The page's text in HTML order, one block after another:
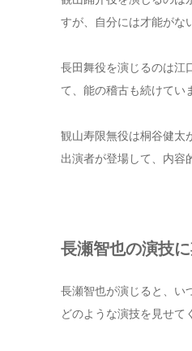
すが、自分には才能がな
長田舞役を演じるのは江
て、能の稽古も続けてい
観山寿限無役は桐谷健太
出演者が登場して、内容
長瀬智也の演技に
長瀬智也が演じると、い
どのような演技を見せて